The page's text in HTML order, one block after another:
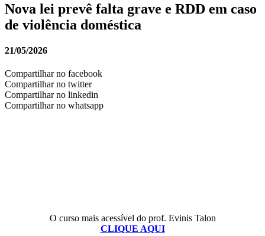
Nova lei prevê falta grave e RDD em caso
de violência doméstica
21/05/2026
Compartilhar no facebook
Compartilhar no twitter
Compartilhar no linkedin
Compartilhar no whatsapp
O curso mais acessível do prof. Evinis Talon
CLIQUE AQUI